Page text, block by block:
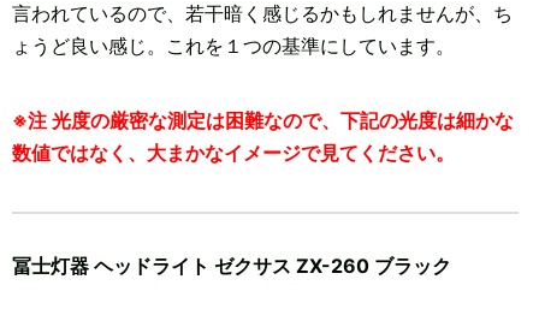
言われているので、若干暗く感じるかもしれませんが、ち
ょうど良い感じ。これを１つの基準にしています。
※注 光度の厳密な測定は困難なので、下記の光度は細かな
数値ではなく、大まかなイメージで見てください。
冨士灯器 ヘッドライト ゼクサス ZX-260 ブラック